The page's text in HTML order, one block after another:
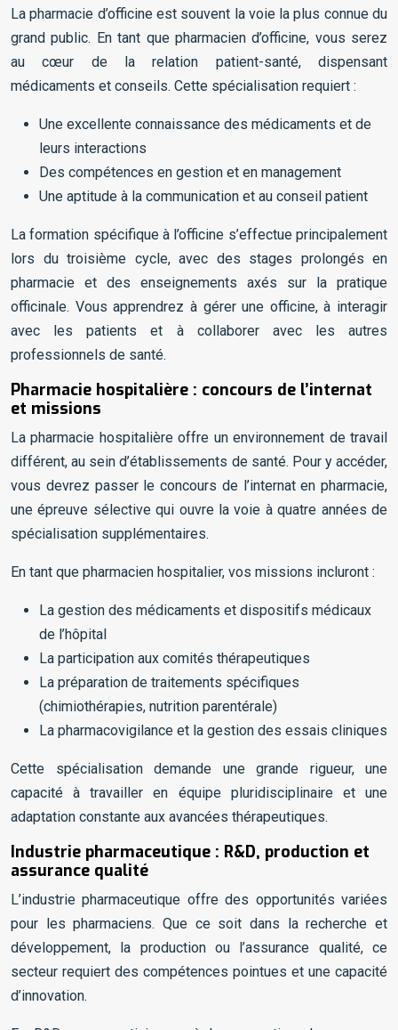
La pharmacie d’officine est souvent la voie la plus connue du
grand public. En tant que pharmacien d’officine, vous serez
au cœur de la relation patient-santé, dispensant
médicaments et conseils. Cette spécialisation requiert :
Une excellente connaissance des médicaments et de
leurs interactions
Des compétences en gestion et en management
Une aptitude à la communication et au conseil patient
La formation spécifique à l’officine s’effectue principalement
lors du troisième cycle, avec des stages prolongés en
pharmacie et des enseignements axés sur la pratique
officinale. Vous apprendrez à gérer une officine, à interagir
avec les patients et à collaborer avec les autres
professionnels de santé.
Pharmacie hospitalière : concours de l’internat
et missions
La pharmacie hospitalière offre un environnement de travail
différent, au sein d’établissements de santé. Pour y accéder,
vous devrez passer le concours de l’internat en pharmacie,
une épreuve sélective qui ouvre la voie à quatre années de
spécialisation supplémentaires.
En tant que pharmacien hospitalier, vos missions incluront :
La gestion des médicaments et dispositifs médicaux
de l’hôpital
La participation aux comités thérapeutiques
La préparation de traitements spécifiques
(chimiothérapies, nutrition parentérale)
La pharmacovigilance et la gestion des essais cliniques
Cette spécialisation demande une grande rigueur, une
capacité à travailler en équipe pluridisciplinaire et une
adaptation constante aux avancées thérapeutiques.
Industrie pharmaceutique : R&D, production et
assurance qualité
L’industrie pharmaceutique offre des opportunités variées
pour les pharmaciens. Que ce soit dans la recherche et
développement, la production ou l’assurance qualité, ce
secteur requiert des compétences pointues et une capacité
d’innovation.